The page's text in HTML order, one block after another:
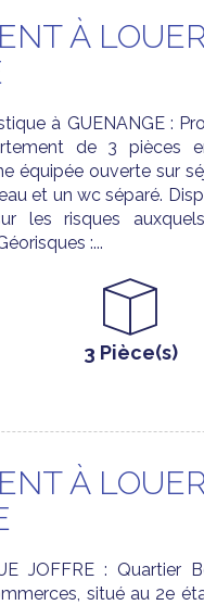
À
à GUENANGE :
de 3 pièces
équipée ouverte sur
et un wc séparé.
les risques
:...
3 Pièce(s)
À
JOFFRE : Quartier
situé au 2e